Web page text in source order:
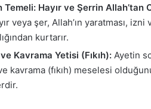
Temeli: Hayır ve Şerrin Allah’tan
veya şer, Allah’ın yaratması,
kurtarır.
Kavrama Yetisi (Fıkıh): Ayetin
kavrama (fıkıh) meselesi